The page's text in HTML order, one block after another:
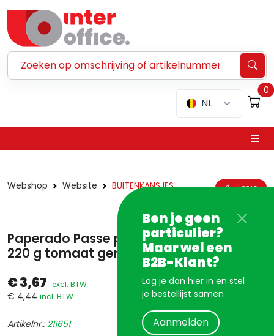
NL
0
Ben je geen
particulier?
Maar wel een
B2B-Klant?
Log je dan hier in en stel
je bestellijst samen
Aanmelden
Webshop Website BUITENKANSJES Terug
Paperado Passe partout 120 x 169 mm
220 g tomaat geribd set/5 - PROMO
€ 3,67 excl. BTW
€ 4,44 incl. BTW
Artikelnr.:211651